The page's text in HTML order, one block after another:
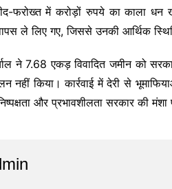
फरोख्त में करोड़ों रुपये का काला धन
ले लिए गए, जिससे उनकी आर्थिक
ने 7.68 एकड़ विवादित जमीन को
नहीं किया। कार्रवाई में देरी से
और प्रभावशीलता सरकार की मंशा